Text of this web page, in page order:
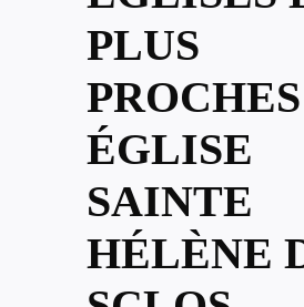
PLUS
ÉGLISE
SAINTE
HÉLÈNE